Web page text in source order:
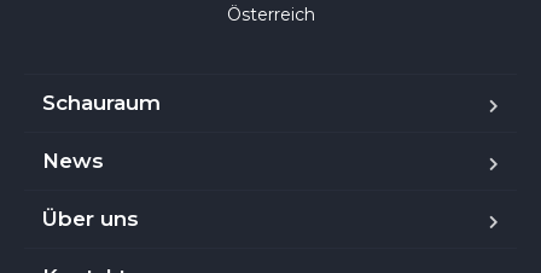
Österreich
Schauraum
News
Über uns